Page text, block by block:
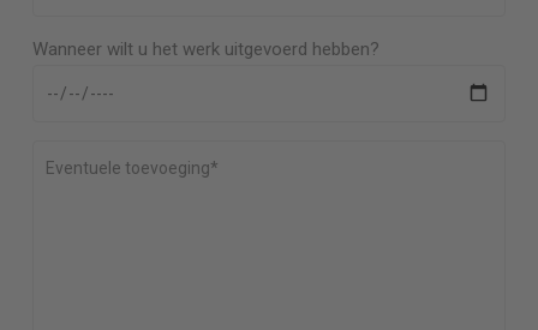
Wanneer wilt u het werk uitgevoerd hebben?